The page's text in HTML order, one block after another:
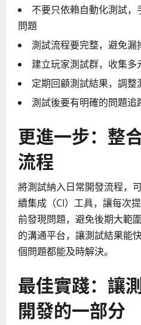
不要只依賴自動化測試
問題
測試流程要完整，避免漏
建立玩家測試群，收集
定期回顧測試結果，調整
測試後要有明確的問題追
更進一步：整
流程
將測試納入日常開發流程，
續集成（CI）工具，讓每次
前發現問題，避免後期大範
的溝通平台，讓測試結果能
個問題都能及時解決。
最佳實踐：讓
開發的一部分